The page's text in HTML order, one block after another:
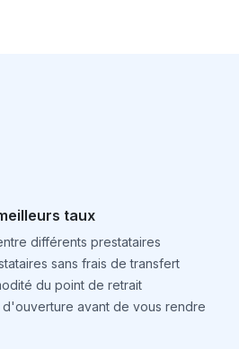
taux
différents prestataires
sans frais de transfert
du point de retrait
avant de vous rendre